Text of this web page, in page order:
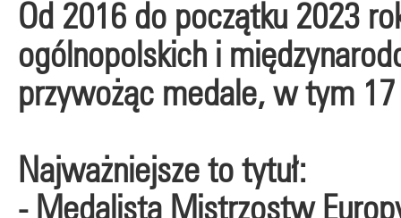
Od 2016 do początku 2023
ogólnopolskich i
przywożąc medale, w tym
Najważniejsze to tytuł:
- Medalista Mistrzostw